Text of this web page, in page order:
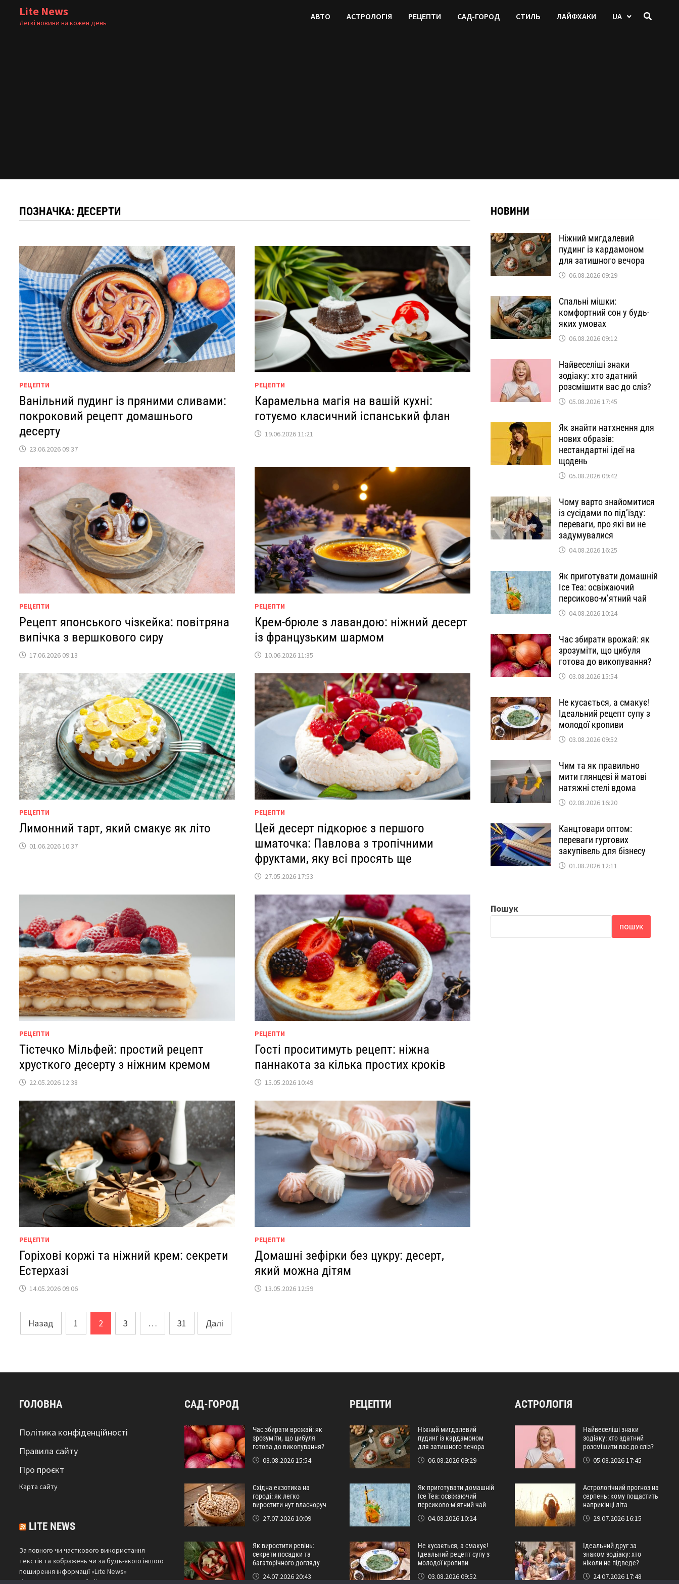
Lite News
Легкі новини на кожен день
АВТО АСТРОЛОГІЯ РЕЦЕПТИ САД-ГОРОД СТИЛЬ ЛАЙФХАКИ UA
ПОЗНАЧКА:ДЕСЕРТИ
РЕЦЕПТИ
Ванільний пудинг із пряними сливами:
покроковий рецепт домашнього
десерту
23.06.2026 09:37
РЕЦЕПТИ
Карамельна магія на вашій кухні:
готуємо класичний іспанський флан
19.06.2026 11:21
РЕЦЕПТИ
Рецепт японського чізкейка: повітряна
випічка з вершкового сиру
17.06.2026 09:13
РЕЦЕПТИ
Крем-брюле з лавандою: ніжний десерт
із французьким шармом
10.06.2026 11:35
РЕЦЕПТИ
Лимонний тарт, який смакує як літо
01.06.2026 10:37
РЕЦЕПТИ
Цей десерт підкорює з першого
шматочка: Павлова з тропічними
фруктами, яку всі просять ще
27.05.2026 17:53
РЕЦЕПТИ
Тістечко Мільфей: простий рецепт
хрусткого десерту з ніжним кремом
22.05.2026 12:38
РЕЦЕПТИ
Гості проситимуть рецепт: ніжна
паннакота за кілька простих кроків
15.05.2026 10:49
РЕЦЕПТИ
Горіхові коржі та ніжний крем: секрети
Естерхазі
14.05.2026 09:06
РЕЦЕПТИ
Домашні зефірки без цукру: десерт,
який можна дітям
13.05.2026 12:59
Пагінація
записів
Назад 1 2 3 … 31 Далі
НОВИНИ
Ніжний мигдалевий
пудинг із кардамоном
для затишного вечора
06.08.2026 09:29
Спальні мішки:
комфортний сон у будь-
яких умовах
06.08.2026 09:12
Найвеселіші знаки
зодіаку: хто здатний
розсмішити вас до сліз?
05.08.2026 17:45
Як знайти натхнення для
нових образів:
нестандартні ідеї на
щодень
05.08.2026 09:42
Чому варто знайомитися
із сусідами по під’їзду:
переваги, про які ви не
задумувалися
04.08.2026 16:25
Як приготувати домашній
Ice Tea: освіжаючий
персиково-м’ятний чай
04.08.2026 10:24
Час збирати врожай: як
зрозуміти, що цибуля
готова до викопування?
03.08.2026 15:54
Не кусається, а смакує!
Ідеальний рецепт супу з
молодої кропиви
03.08.2026 09:52
Чим та як правильно
мити глянцеві й матові
натяжні стелі вдома
02.08.2026 16:20
Канцтовари оптом:
переваги гуртових
закупівель для бізнесу
01.08.2026 12:11
Пошук
ПОШУК
ГОЛОВНА
Політика конфіденційності
Правила сайту
Про проєкт
Карта сайтy
LITE NEWS
За повного чи часткового використання
текстів та зображень чи за будь-якого іншого
поширення інформації «Lite News»
гіперпосилання на сайтlitenews.com.uaє
САД-ГОРОД
Час збирати врожай: як
зрозуміти, що цибуля
готова до викопування?
03.08.2026 15:54
Східна екзотика на
городі: як легко
виростити нут власноруч
27.07.2026 10:09
Як виростити ревінь:
секрети посадки та
багаторічного догляду
24.07.2026 20:43
РЕЦЕПТИ
Ніжний мигдалевий
пудинг із кардамоном
для затишного вечора
06.08.2026 09:29
Як приготувати домашній
Ice Tea: освіжаючий
персиково-м’ятний чай
04.08.2026 10:24
Не кусається, а смакує!
Ідеальний рецепт супу з
молодої кропиви
03.08.2026 09:52
АСТРОЛОГІЯ
Найвеселіші знаки
зодіаку: хто здатний
розсмішити вас до сліз?
05.08.2026 17:45
Астрологічний прогноз на
серпень: кому пощастить
наприкінці літа
29.07.2026 16:15
Ідеальний друг за
знаком зодіаку: хто
ніколи не підведе?
24.07.2026 17:48